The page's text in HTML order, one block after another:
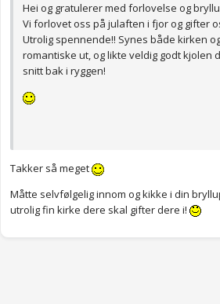
Hei og gratulerer med forlovelse og
Vi forlovet oss på julaften i fjor og gifter
Utrolig spennende!! Synes både kirken
romantiske ut, og likte veldig godt kjolen
snitt bak i ryggen!
Takker så meget
Måtte selvfølgelig innom og kikke i din
utrolig fin kirke dere skal gifter dere i!